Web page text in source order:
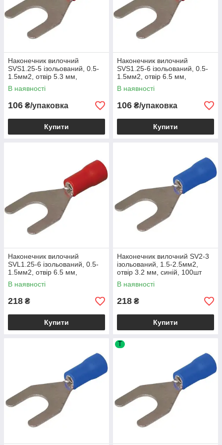
Наконечник вилочний
SVS1.25-5 ізольований, 0.5-
1.5мм2, отвір 5.3 мм,
червоний, 100шт
В наявності
106 ₴/упаковка
Купити
Наконечник вилочний
SVS1.25-6 ізольований, 0.5-
1.5мм2, отвір 6.5 мм,
червоний, 100шт
В наявності
106 ₴/упаковка
Купити
Наконечник вилочний
SVL1.25-6 ізольований, 0.5-
1.5мм2, отвір 6.5 мм,
червоний, 100шт
В наявності
218 ₴
Купити
Наконечник вилочний SV2-3
ізольований, 1.5-2.5мм2,
отвір 3.2 мм, синій, 100шт
В наявності
218 ₴
Купити
T